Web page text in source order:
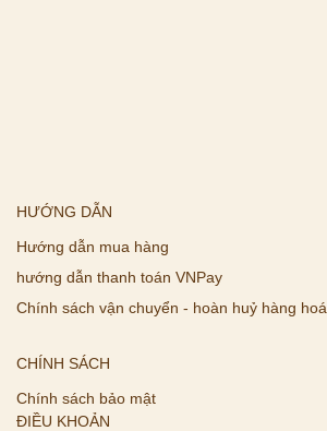
HƯỚNG DẪN
Hướng dẫn mua hàng
hướng dẫn thanh toán VNPay
Chính sách vận chuyển - hoàn huỷ hàng hoá
CHÍNH SÁCH
Chính sách bảo mật
ĐIỀU KHOẢN